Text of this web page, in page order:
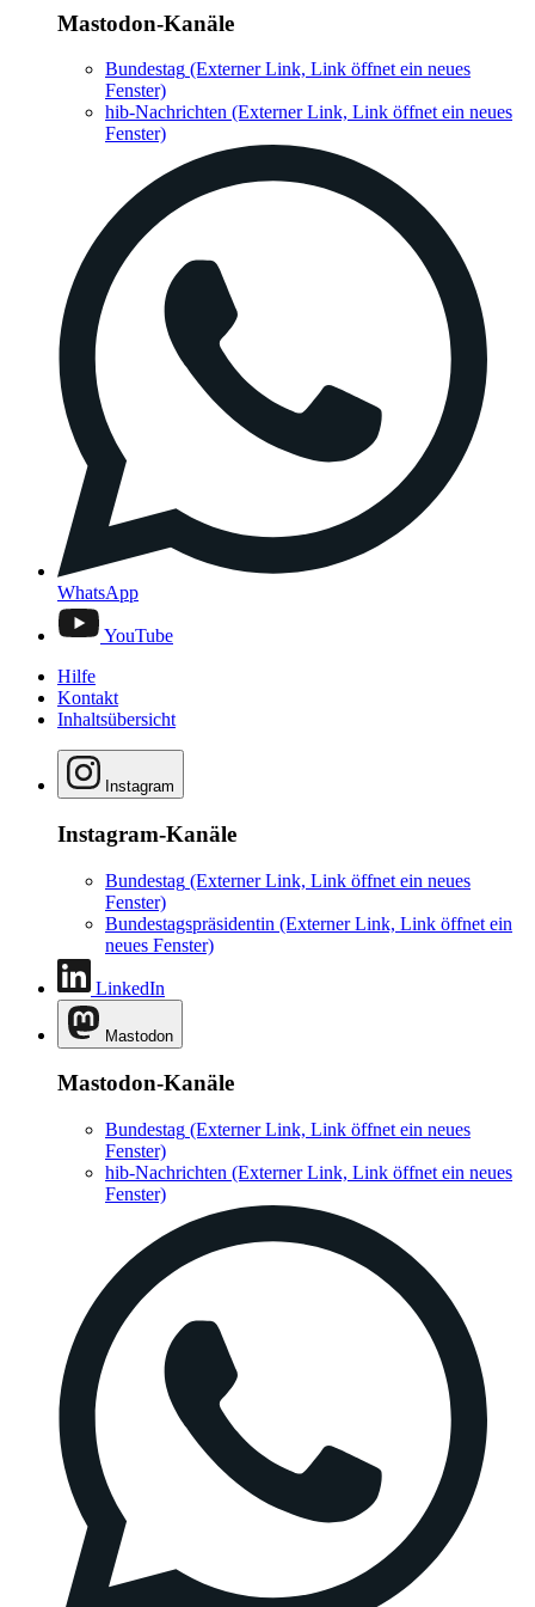
Mastodon-Kanäle
Bundestag (Externer Link, Link öffnet ein neues
Fenster)
hib-Nachrichten (Externer Link, Link öffnet ein neues
Fenster)
WhatsApp
YouTube
Hilfe
Kontakt
Inhaltsübersicht
Instagram
Instagram-Kanäle
Bundestag (Externer Link, Link öffnet ein neues
Fenster)
Bundestagspräsidentin (Externer Link, Link öffnet ein
neues Fenster)
LinkedIn
Mastodon
Mastodon-Kanäle
Bundestag (Externer Link, Link öffnet ein neues
Fenster)
hib-Nachrichten (Externer Link, Link öffnet ein neues
Fenster)